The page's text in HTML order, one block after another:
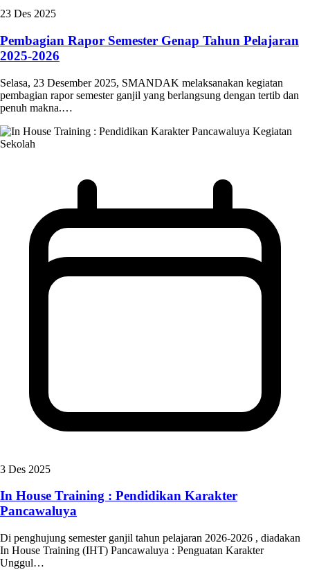
23 Des 2025
Pembagian Rapor Semester Genap Tahun Pelajaran
2025-2026
Selasa, 23 Desember 2025, SMANDAK melaksanakan kegiatan
pembagian rapor semester ganjil yang berlangsung dengan tertib dan
penuh makna.…
Kegiatan
Sekolah
3 Des 2025
In House Training : Pendidikan Karakter
Pancawaluya
Di penghujung semester ganjil tahun pelajaran 2026-2026 , diadakan
In House Training (IHT) Pancawaluya : Penguatan Karakter
Unggul…